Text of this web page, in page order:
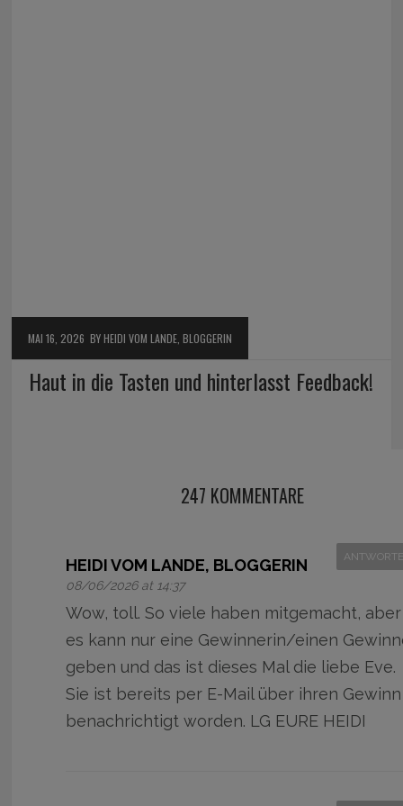
MAI 16, 2026 BY HEIDI VOM LANDE, BLOGGERIN
Haut in die Tasten und hinterlasst Feedback!
247 KOMMENTARE
HEIDI VOM LANDE, BLOGGERIN
08/06/2026 at 14:37
Wow, toll. So viele haben mitgemacht, aber
es kann nur eine Gewinnerin/einen
geben und das ist dieses Mal die liebe Eve.
Sie ist bereits per E-Mail über ihren Gewinn
benachrichtigt worden. LG EURE HEIDI